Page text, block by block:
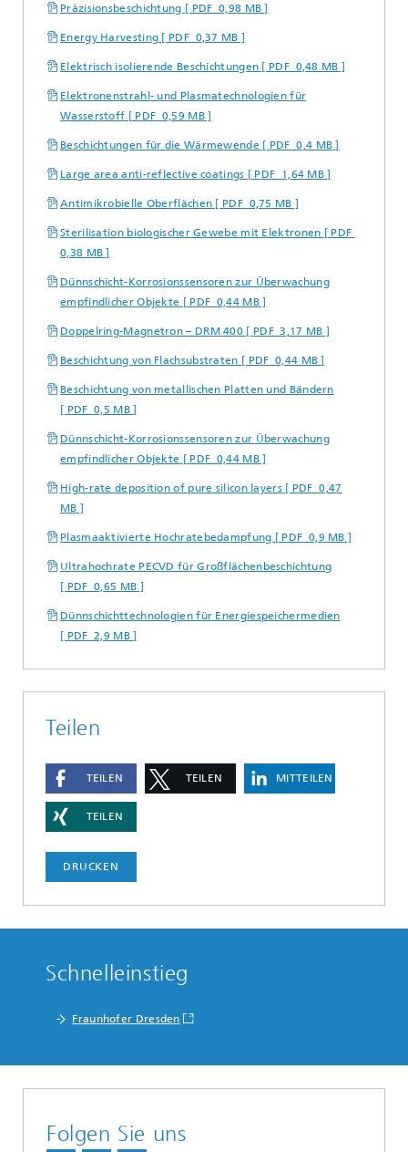
Präzisionsbeschichtung [ PDF 0,98 MB ]
Energy Harvesting [ PDF 0,37 MB ]
Elektrisch isolierende Beschichtungen [ PDF 0,48 MB ]
Elektronenstrahl- und Plasmatechnologien für
Wasserstoff [ PDF 0,59 MB ]
Beschichtungen für die Wärmewende [ PDF 0,4 MB ]
Large area anti-reflective coatings [ PDF 1,64 MB ]
Antimikrobielle Oberflächen [ PDF 0,75 MB ]
Sterilisation biologischer Gewebe mit Elektronen [ PDF
0,38 MB ]
Dünnschicht-Korrosionssensoren zur Überwachung
empfindlicher Objekte [ PDF 0,44 MB ]
Doppelring-Magnetron – DRM 400 [ PDF 3,17 MB ]
Beschichtung von Flachsubstraten [ PDF 0,44 MB ]
Beschichtung von metallischen Platten und Bändern
[ PDF 0,5 MB ]
Dünnschicht-Korrosionssensoren zur Überwachung
empfindlicher Objekte [ PDF 0,44 MB ]
High-rate deposition of pure silicon layers [ PDF 0,47
MB ]
Plasmaaktivierte Hochratebedampfung [ PDF 0,9 MB ]
Ultrahochrate PECVD für Großflächenbeschichtung
[ PDF 0,65 MB ]
Dünnschichttechnologien für Energiespeichermedien
[ PDF 2,9 MB ]
Teilen
TEILEN TEILEN MITTEILEN
TEILEN
DRUCKEN
Schnelleinstieg
Fraunhofer Dresden
Folgen Sie uns